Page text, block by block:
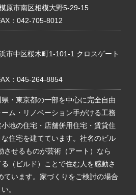
原市南区相模大野5-29-15
：042-705-8012
市中区桜木町1-101-1 クロスゲート
：045-264-8854
・東京都の一部を中心に完全自由
ム・リノベーション手がける工務
地の住宅・店舗併用住宅・賃貸住
住宅を建てています。社名のビル
させるものが芸術（アート）なら
（ビルド）ことで住む人を感動さ
ています。家づくりをご検討の場合
。